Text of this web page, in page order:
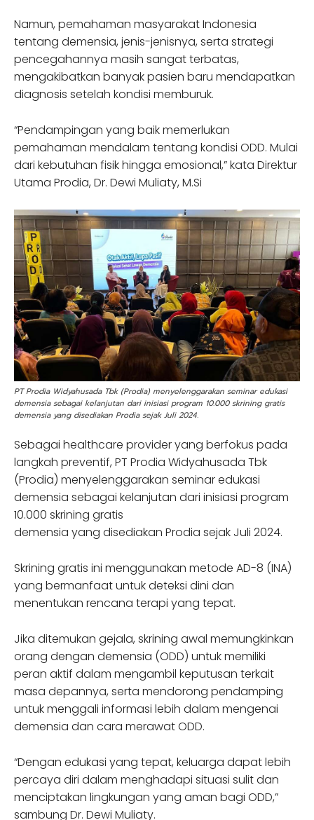
Namun, pemahaman masyarakat Indonesia
tentang demensia, jenis-jenisnya, serta strategi
pencegahannya masih sangat terbatas,
mengakibatkan banyak pasien baru mendapatkan
diagnosis setelah kondisi memburuk.
“Pendampingan yang baik memerlukan
pemahaman mendalam tentang kondisi ODD. Mulai
dari kebutuhan fisik hingga emosional,” kata Direktur
Utama Prodia, Dr. Dewi Muliaty, M.Si
PT Prodia Widyahusada Tbk (Prodia) menyelenggarakan seminar edukasi
demensia sebagai kelanjutan dari inisiasi program 10.000 skrining gratis
demensia yang disediakan Prodia sejak Juli 2024.
Sebagai healthcare provider yang berfokus pada
langkah preventif, PT Prodia Widyahusada Tbk
(Prodia) menyelenggarakan seminar edukasi
demensia sebagai kelanjutan dari inisiasi program
10.000 skrining gratis
demensia yang disediakan Prodia sejak Juli 2024.
Skrining gratis ini menggunakan metode AD-8 (INA)
yang bermanfaat untuk deteksi dini dan
menentukan rencana terapi yang tepat.
Jika ditemukan gejala, skrining awal memungkinkan
orang dengan demensia (ODD) untuk memiliki
peran aktif dalam mengambil keputusan terkait
masa depannya, serta mendorong pendamping
untuk menggali informasi lebih dalam mengenai
demensia dan cara merawat ODD.
“Dengan edukasi yang tepat, keluarga dapat lebih
percaya diri dalam menghadapi situasi sulit dan
menciptakan lingkungan yang aman bagi ODD,”
sambung Dr. Dewi Muliaty.